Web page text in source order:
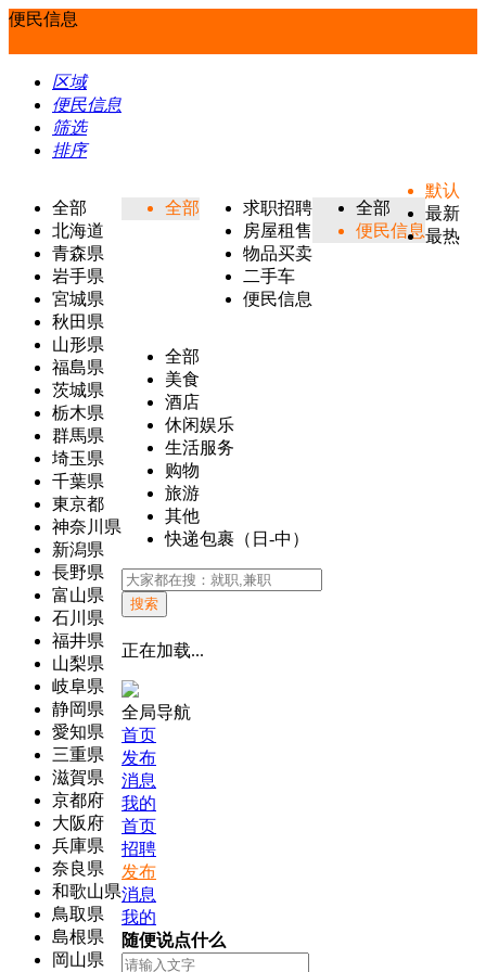
便民信息
区域
便民信息
筛选
排序
全部
北海道
青森県
岩手県
宮城県
秋田県
山形県
福島県
茨城県
栃木県
群馬県
埼玉県
千葉県
東京都
神奈川県
新潟県
長野県
富山県
石川県
福井県
山梨県
岐阜県
静岡県
愛知県
三重県
滋賀県
京都府
大阪府
兵庫県
奈良県
和歌山県
鳥取県
島根県
岡山県
全部
求职招聘
房屋租售
物品买卖
二手车
便民信息
全部
便民信息
全部
美食
酒店
休闲娱乐
生活服务
购物
旅游
其他
快递包裹（日-中）
默认
最新
最热
搜索
正在加载...
全局导航
首页
发布
消息
我的
首页
招聘
发布
消息
我的
随便说点什么